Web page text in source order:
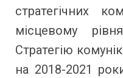
стратегічних
місцевому
Стратегію
на 2018-2021